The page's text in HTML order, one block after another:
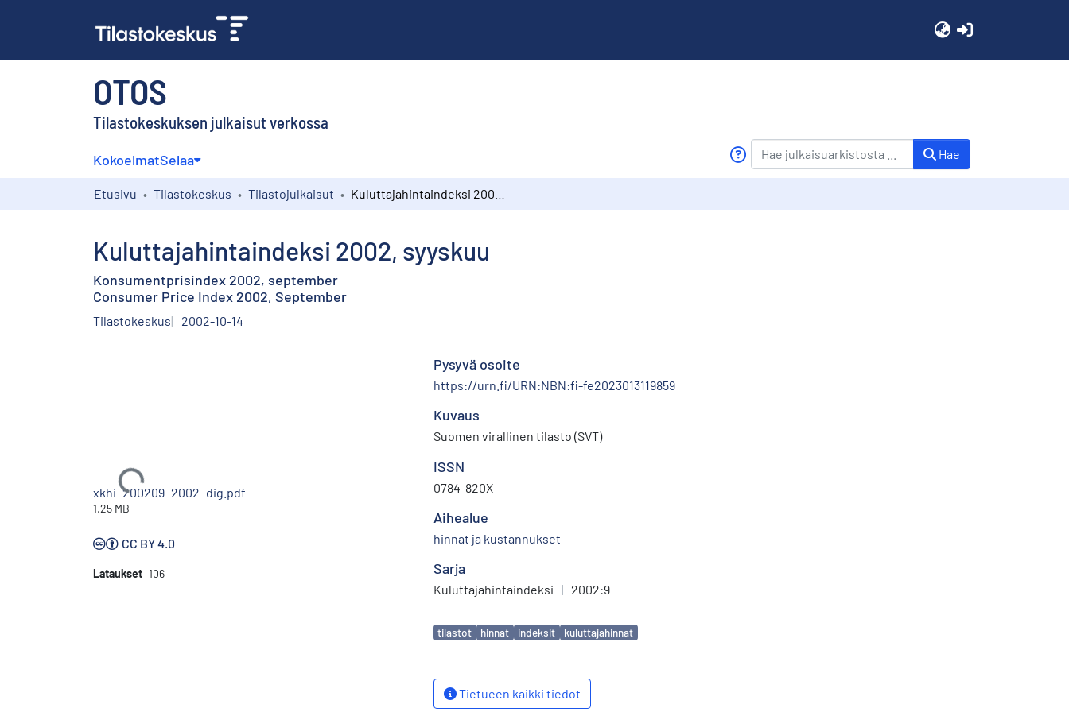
OTOS
Tilastokeskuksen julkaisut verkossa
KokoelmatSelaa Hae
Etusivu Tilastokeskus Tilastojulkaisut
Kuluttajahintaindeksi 2002, syyskuu
Konsumentprisindex 2002, september
Consumer Price Index 2002, September
Tilastokeskus 2002-10-14
Ladataan...
xkhi_200209_2002_dig.pdf
1.25 MB
CC BY 4.0
Lataukset 106
Pysyvä osoite
https://urn.fi/URN:NBN:fi-fe2023013119859
Kuvaus
Suomen virallinen tilasto (SVT)
ISSN
0784-820X
Aihealue
hinnat ja kustannukset
Sarja
Kuluttajahintaindeksi | 2002:9
Avainsanat
tilastot hinnat indeksit kuluttajahinnat
Tietueen kaikki tiedot